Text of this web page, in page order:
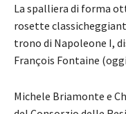
La spalliera di forma
rosette
trono di Napoleone I,
François Fontaine
Michele Briamonte e